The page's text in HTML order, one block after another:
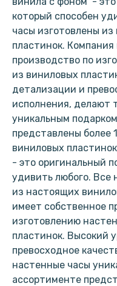
который способен
часы изготовлены
пластинок.
производство по
из виниловых
детализации и
исполнения, делают
уникальным
представлены более
виниловых
- это оригинальный
удивить любого. Все
из настоящих
имеет собственное
изготовлению
пластинок. Высокий
превосходное
настенные часы
ассортименте